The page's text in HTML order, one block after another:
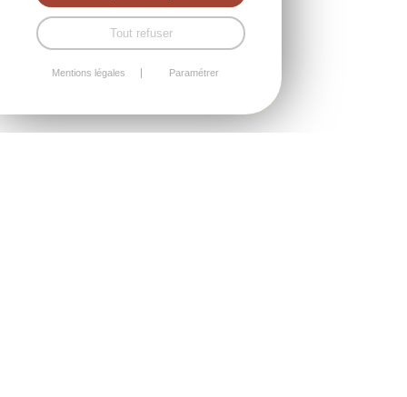
Tout refuser
Mentions légales Paramétrer